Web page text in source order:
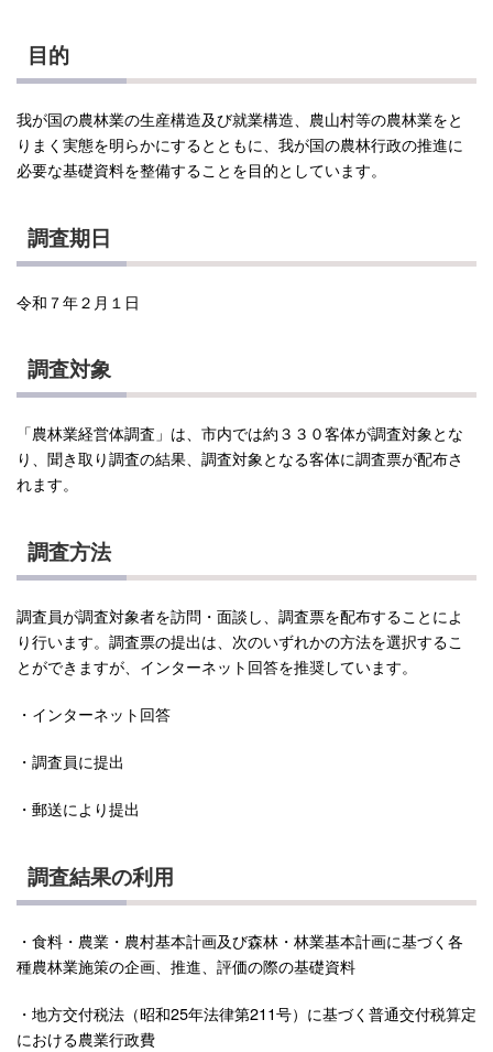
目的
我が国の農林業の生産構造及び就業構造、農山村等の農林業をと
りまく実態を明らかにするとともに、我が国の農林行政の推進に
必要な基礎資料を整備することを目的としています。
調査期日
令和７年２月１日
調査対象
「農林業経営体調査」は、市内では約３３０客体が調査対象とな
り、聞き取り調査の結果、調査対象となる客体に調査票が配布さ
れます。
調査方法
調査員が調査対象者を訪問・面談し、調査票を配布することによ
り行います。調査票の提出は、次のいずれかの方法を選択するこ
とができますが、インターネット回答を推奨しています。
・インターネット回答
・調査員に提出
・郵送により提出
調査結果の利用
・食料・農業・農村基本計画及び森林・林業基本計画に基づく各
種農林業施策の企画、推進、評価の際の基礎資料
・地方交付税法（昭和25年法律第211号）に基づく普通交付税算定
における農業行政費